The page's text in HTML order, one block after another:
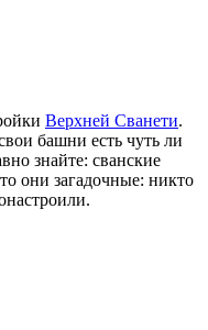
Верхней Сванети.
башни есть чуть ли
знайте: сванские
они загадочные: никто